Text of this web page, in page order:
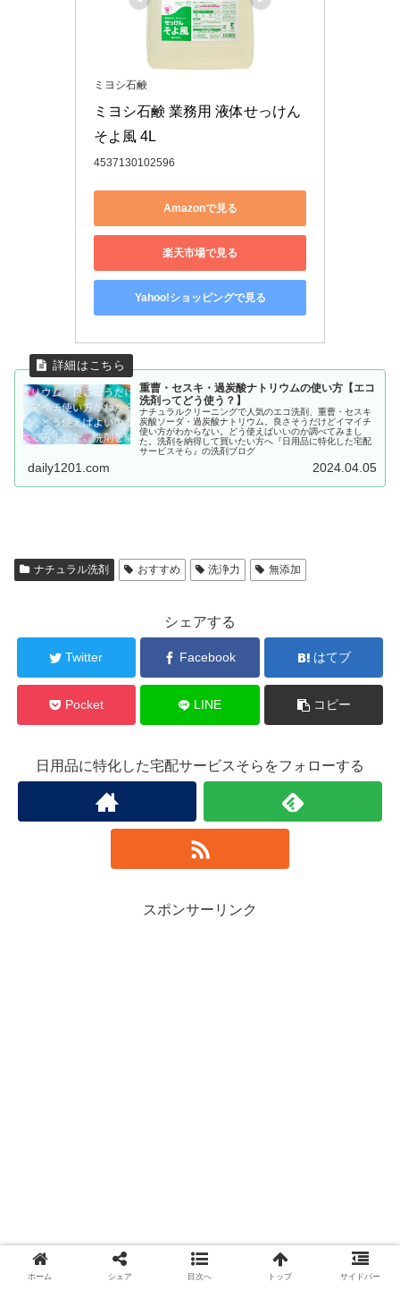
ミヨシ石鹸
ミヨシ石鹸 業務用 液体せっけん
そよ風 4L
4537130102596
Amazonで見る
楽天市場で見る
Yahoo!ショッピングで見る
重曹・セスキ・過炭酸ナトリウムの使い方【エコ
洗剤ってどう使う？】
ナチュラルクリーニングで人気のエコ洗剤、重曹・セスキ
炭酸ソーダ・過炭酸ナトリウム。良さそうだけどイマイチ
使い方がわからない。どう使えばいいのか調べてみまし
た。洗剤を納得して買いたい方へ『日用品に特化した宅配
サービスそら』の洗剤ブログ
daily1201.com 2024.04.05
ナチュラル洗剤 おすすめ 洗浄力 無添加
シェアする
Twitter Facebook はてブ
Pocket LINE コピー
日用品に特化した宅配サービスそらをフォローする
スポンサーリンク
ホーム シェア 目次へ トップ サイドバー